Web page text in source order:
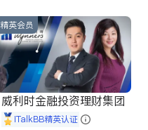
精英会员
威利时金融投资理财集团
iTalkBB精英认证